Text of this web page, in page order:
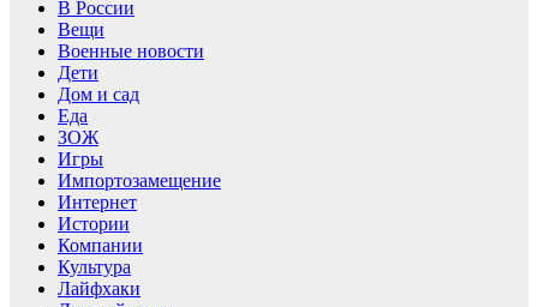
В России
Вещи
Военные новости
Дети
Дом и сад
Еда
ЗОЖ
Игры
Импортозамещение
Интернет
Истории
Компании
Культура
Лайфхаки